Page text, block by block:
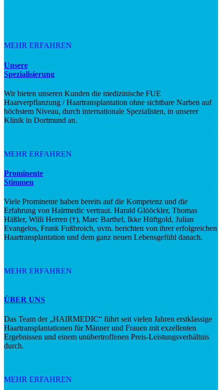
MEHR ERFAHREN
Unsere
Spezialisierung
Wir bieten unseren Kunden die medizinische FUE
Haarverpflanzung / Haartransplantation ohne sichtbare Narben auf
höchstem Niveau, durch internationale Spezialisten, in unserer
Klinik in Dortmund an.
MEHR ERFAHREN
Prominente
Stimmen
Viele Prominente haben bereits auf die Kompetenz und die
Erfahrung von Hairmedic vertraut. Harald Glööckler, Thomas
Häßler, Willi Herren (†), Marc Barthel, Ikke Hüftgold, Julian
Evangelos, Frank Fußbroich, uvm. berichten von ihrer erfolgreichen
Haartransplantation und dem ganz neuen Lebensgefühl danach.
MEHR ERFAHREN
ÜBER UNS
Das Team der „HAIRMEDIC“ führt seit vielen Jahren erstklassige
Haartransplantationen für Männer und Frauen mit exzellenten
Ergebnissen und einem unübertroffenen Preis-Leistungsverhältnis
durch.
MEHR ERFAHREN